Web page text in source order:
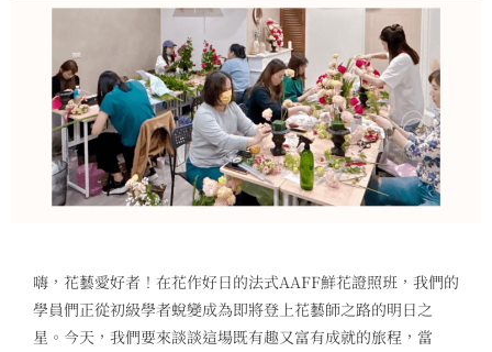
嗨，花藝愛好者！在花作好日的法式AAFF鮮花證照班，我們的
學員們正從初級學者蛻變成為即將登上花藝師之路的明日之
星。今天，我們要來談談這場既有趣又富有成就的旅程，當